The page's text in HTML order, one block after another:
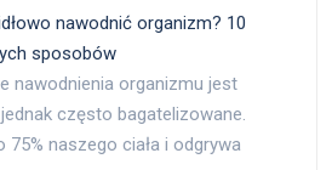
nawodnić organizm? 10
sposobów
nawodnienia organizmu jest
często bagatelizowane.
75% naszego ciała i odgrywa